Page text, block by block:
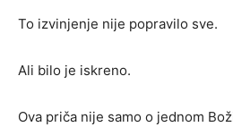
To izvinjenje nije popravilo sve.
Ali bilo je iskreno.
Ova priča nije samo o jednom